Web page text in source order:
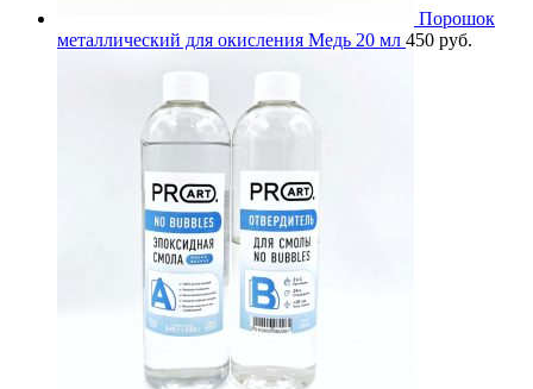
Порошок
металлический для окисления Медь 20 мл 450 руб.